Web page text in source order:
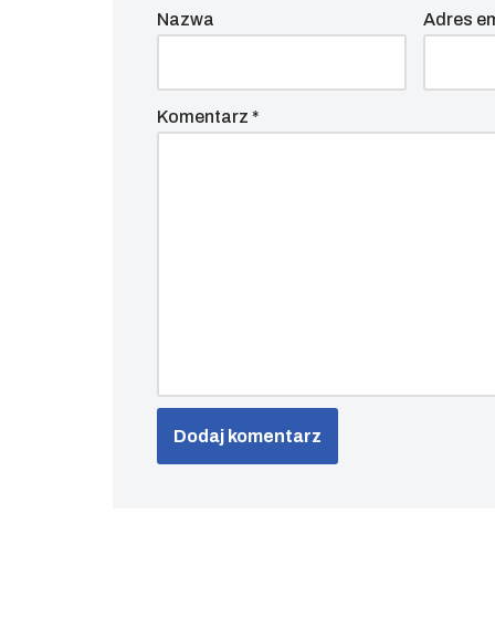
Nazwa Adres
Komentarz *